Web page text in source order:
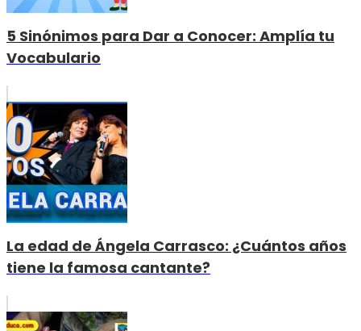
5 Sinónimos para Dar a Conocer: Amplía tu
Vocabulario
La edad de Ángela Carrasco: ¿Cuántos años
tiene la famosa cantante?